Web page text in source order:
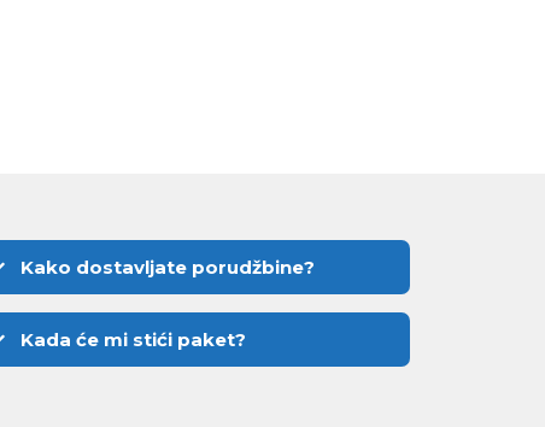
Kako dostavljate porudžbine?
Kada će mi stići paket?